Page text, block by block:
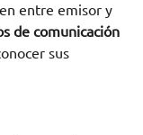
entre emisor y
de comunicación
sus